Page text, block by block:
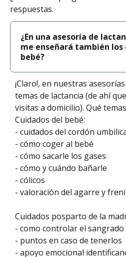
respuestas.
¿En una asesoría de
me enseñará también los
bebé?
¡Claro!, en nuestras
temas de lactancia (de ahí
visitas a domicilio). Qué
Cuidados del bebé:
- cuidados del cordón
- cómo coger al bebé
- cómo sacarle los gases
- cómo y cuándo bañarle
- cólicos
- valoración del agarre y
Cuidados posparto de la
- como controlar el sangrado
- puntos en caso de tenerlos
- apoyo emocional